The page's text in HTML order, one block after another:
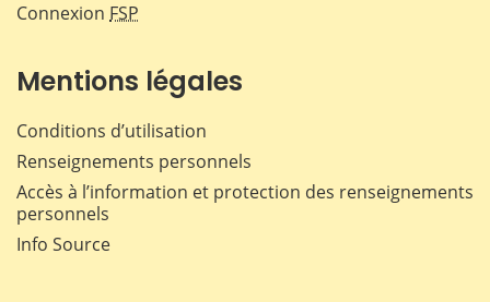
Connexion FSP
Mentions légales
Conditions d’utilisation
Renseignements personnels
Accès à l’information et protection des renseignements
personnels
Info Source